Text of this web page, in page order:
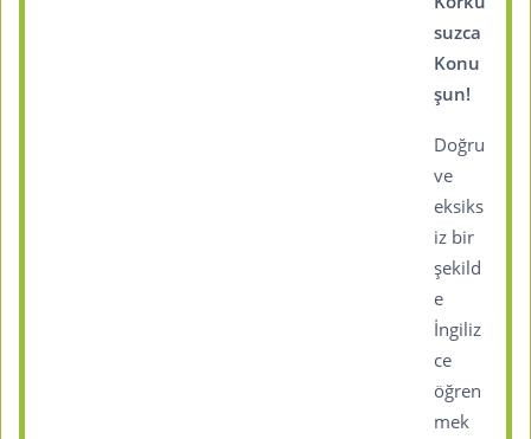
suzca
Konu
şun!
Doğru
ve
eksiks
iz bir
şekild
e
İngiliz
ce
öğren
mek